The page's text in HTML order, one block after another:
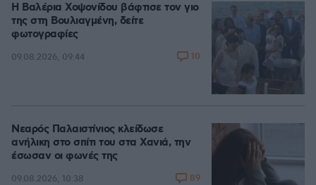
Η Βαλέρια Χοψονίδου βάφτισε τον γιο
της στη Βουλιαγμένη, δείτε
φωτογραφίες
09.08.2026, 09:44 10
Νεαρός Παλαιστίνιος κλείδωσε
ανήλικη στο σπίτι του στα Χανιά, την
έσωσαν οι φωνές της
09.08.2026, 10:38 89